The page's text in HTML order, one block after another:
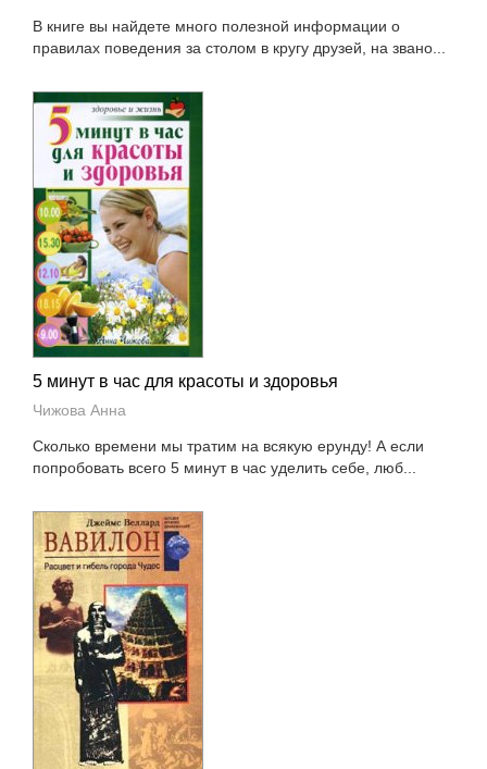
В книге вы найдете много полезной информации о
правилах поведения за столом в кругу друзей, на звано...
5 минут в час для красоты и здоровья
Чижова Анна
Сколько времени мы тратим на всякую ерунду! А если
попробовать всего 5 минут в час уделить себе, люб...